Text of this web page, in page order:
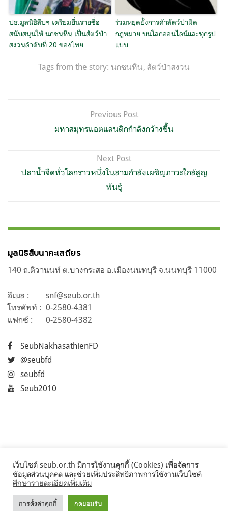
ปธ.มูลนิธิสืบฯ เตรียมยื่นรายชื่อ
สนับสนุนให้ นกชนหิน เป็นสัตว์ป่า
สงวนลำดับที่ 20 ของไทย
ร่วมหยุดยั้งการค้าสัตว์ป่าผิด
กฎหมาย บนโลกออนไลน์และทุกรูป
แบบ
Tags from the story: นกชนหิน, สัตว์ป่าสงวน
Previous Post
มหาสมุทรแอตแลนติกกำลังกว้างขึ้น
Next Post
ปลาน้ำจืดทั่วโลกราวหนึ่งในสามกำลังเผชิญภาวะใกล้สูญ
พันธุ์
มูลนิธิสืบนาคะเสถียร
140 ถ.ติวานนท์ ต.บางกระสอ อ.เมืองนนทบุรี จ.นนทบุรี 11000
อีเมล :
snf@seub.or.th
โทรศัพท์ : 0-2580-4381
แฟกซ์ :
0-2580-4382
SeubNakhasathienFD
@seubfd
seubfd
Seub2010
©2017 Seub.or.th
เว็บไซต์ seub.or.th มีการใช้งานคุกกี้ (Cookies) เพื่อจัดการ
ข้อมูลส่วนบุคคล และช่วยเพิ่มประสิทธิภาพการใช้งานเว็บไซต์
ศึกษารายละเอียดเพิ่มเติม
การตั้งค่าคุกกี้ กดยอมรับ